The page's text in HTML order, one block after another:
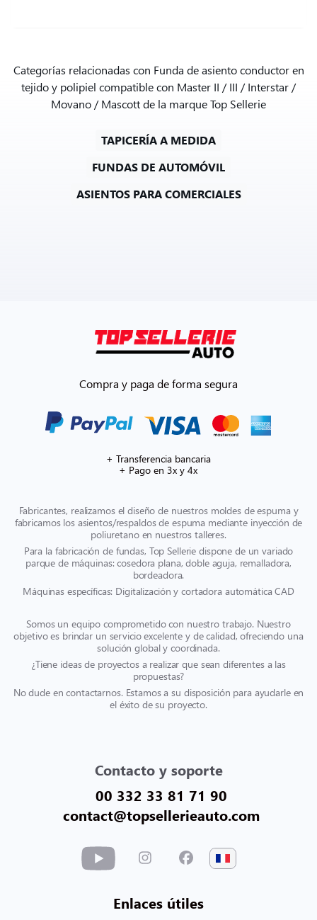
Categorías relacionadas con Funda de asiento conductor en
tejido y polipiel compatible con Master II / III / Interstar /
Movano / Mascott de la marque Top Sellerie
TAPICERÍA A MEDIDA
FUNDAS DE AUTOMÓVIL
ASIENTOS PARA COMERCIALES
Compra y paga de forma segura
+ Transferencia bancaria
+ Pago en 3x y 4x
Fabricantes, realizamos el diseño de nuestros moldes de espuma y
fabricamos los asientos/respaldos de espuma mediante inyección de
poliuretano en nuestros talleres.
Para la fabricación de fundas, Top Sellerie dispone de un variado
parque de máquinas: cosedora plana, doble aguja, remalladora,
bordeadora.
Máquinas específicas: Digitalización y cortadora automática CAD
Somos un equipo comprometido con nuestro trabajo. Nuestro
objetivo es brindar un servicio excelente y de calidad, ofreciendo una
solución global y coordinada.
¿Tiene ideas de proyectos a realizar que sean diferentes a las
propuestas?
No dude en contactarnos. Estamos a su disposición para ayudarle en
el éxito de su proyecto.
Contacto y soporte
00 332 33 81 71 90
contact@topsellerieauto.com
Enlaces útiles